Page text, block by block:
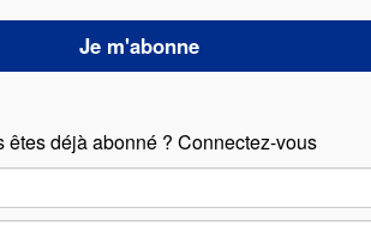
êtes déjà abonné ? Connectez-vous